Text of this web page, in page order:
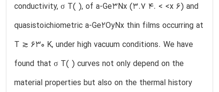
conductivity, σ T( ), of a-Ge3Nx (3.7 4. < <x 6) and
quasistoichiometric a-Ge2OyNx thin films occurring at
T ≳ 630 K, under high vacuum conditions. We have
found that σ T( ) curves not only depend on the
material properties but also on the thermal history